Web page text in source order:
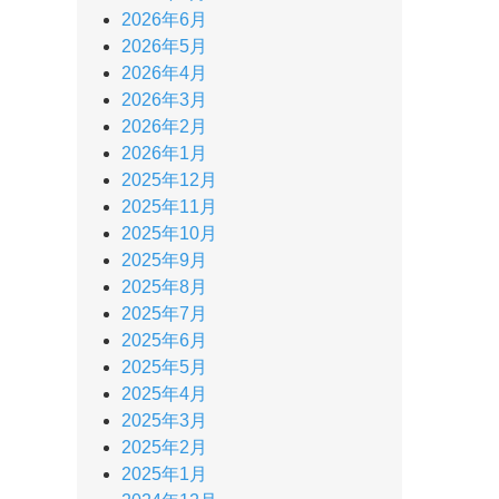
2026年6月
2026年5月
2026年4月
2026年3月
2026年2月
2026年1月
2025年12月
2025年11月
2025年10月
2025年9月
2025年8月
2025年7月
2025年6月
2025年5月
2025年4月
2025年3月
2025年2月
2025年1月